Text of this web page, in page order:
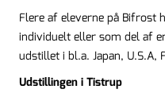
Flere af eleverne på Bifrost
individuelt eller som del af
udstillet i bl.a. Japan, U.S.A,
Udstillingen i Tistrup